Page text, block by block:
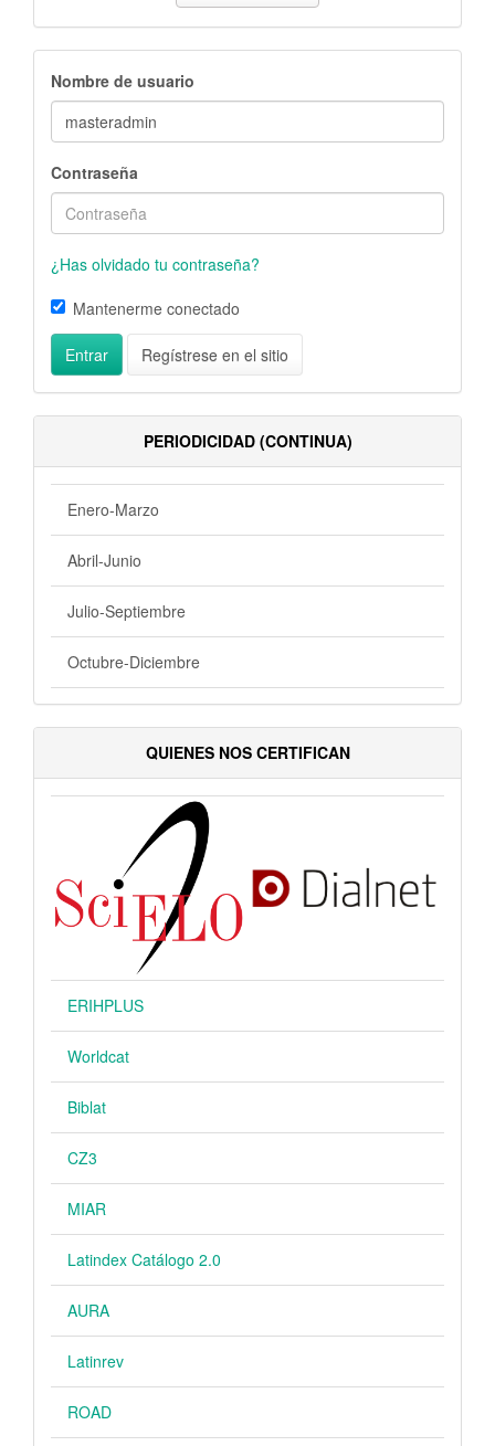
Nombre de usuario
Contraseña
¿Has olvidado tu contraseña?
Mantenerme conectado
Entrar Regístrese en el sitio
PERIODICIDAD (CONTINUA)
Enero-Marzo
Abril-Junio
Julio-Septiembre
Octubre-Diciembre
QUIENES NOS CERTIFICAN
ERIHPLUS
Worldcat
Biblat
CZ3
MIAR
Latindex Catálogo 2.0
AURA
Latinrev
ROAD